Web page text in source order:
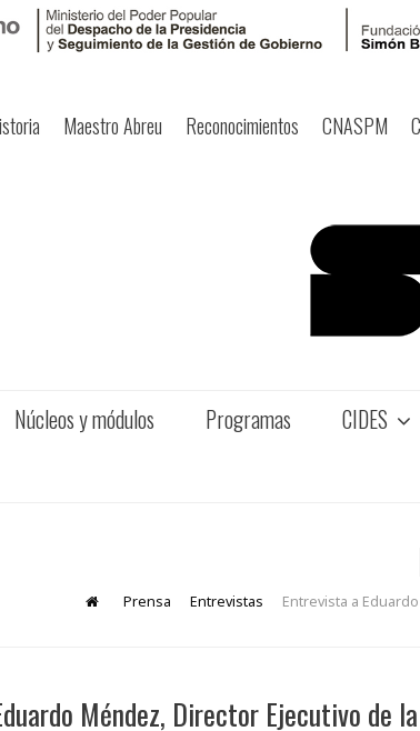
Maestro Abreu Reconocimientos CNASPM
Núcleos y módulos Programas CIDES
Prensa Entrevistas Entrevista a
Méndez, Director Ejecutivo de